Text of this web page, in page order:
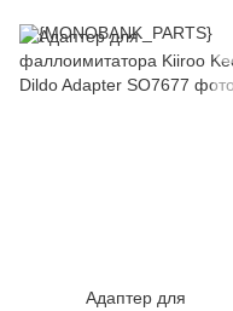
Адаптер для